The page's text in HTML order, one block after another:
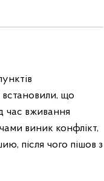
встановили, що
час вживання
виник конфлікт,
після чого пішов з